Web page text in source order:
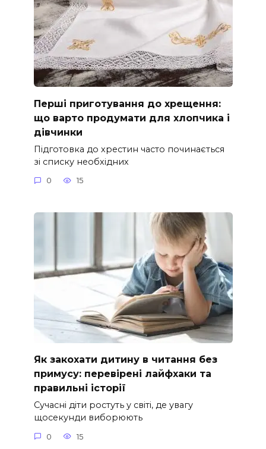
Перші приготування до хрещення:
що варто продумати для хлопчика і
дівчинки
Підготовка до хрестин часто починається
зі списку необхідних
0 15
Як закохати дитину в читання без
примусу: перевірені лайфхаки та
правильні історії
Сучасні діти ростуть у світі, де увагу
щосекунди виборюють
0 15